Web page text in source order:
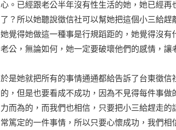
心。已經跟老公半年沒有性生活的她，她已經
了？所以她聽說徵信社可以幫她把這個小三給
她覺得她做這一種事是行規蹈距的，她覺得沒
老公，無論如何，她一定要破壞他們的感情，讓
於是她就把所有的事情通通都給告訴了台東徵
的，但是也要看成不成功，因為不見得每件事
力而為的，而我們也相信，只要把小三給趕走
常篤定的一件事情，所以只要心懷成功，我們